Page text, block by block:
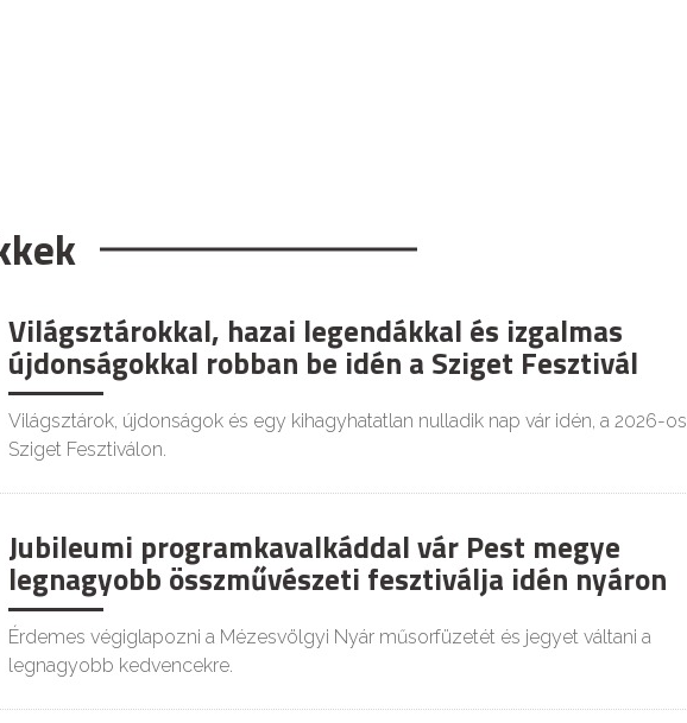
Világsztárokkal, hazai legendákkal és izgalmas
újdonságokkal robban be idén a Sziget Fesztivál
Világsztárok, újdonságok és egy kihagyhatatlan nulladik nap vár idén, a 2026-os
Sziget Fesztiválon.
Jubileumi programkavalkáddal vár Pest megye
legnagyobb összművészeti fesztiválja idén nyáron
Érdemes végiglapozni a Mézesvölgyi Nyár műsorfüzetét és jegyet váltani a
legnagyobb kedvencekre.